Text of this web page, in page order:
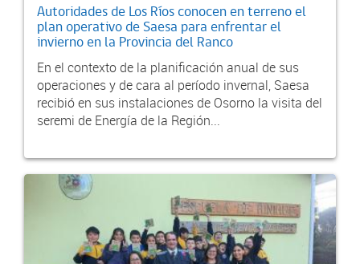
Autoridades de Los Ríos conocen en terreno el
plan operativo de Saesa para enfrentar el
invierno en la Provincia del Ranco
En el contexto de la planificación anual de sus
operaciones y de cara al período invernal, Saesa
recibió en sus instalaciones de Osorno la visita del
seremi de Energía de la Región...